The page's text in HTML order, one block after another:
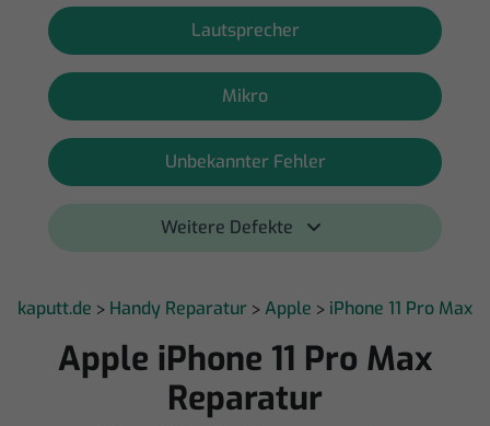
Lautsprecher
Mikro
Unbekannter Fehler
Weitere Defekte
kaputt.de > Handy Reparatur > Apple > iPhone 11 Pro Max
Apple iPhone 11 Pro Max
Reparatur